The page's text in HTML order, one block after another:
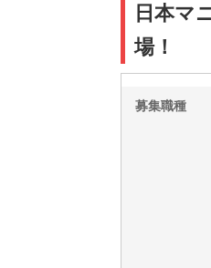
日本マ
場！
募集職種